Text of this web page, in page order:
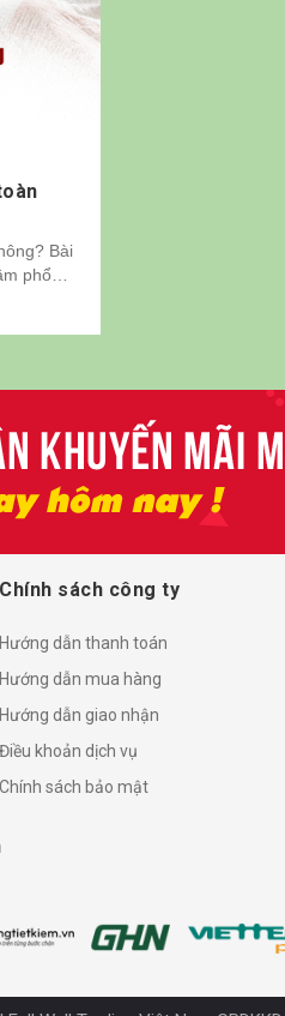
Bài
phổ
Chính sách công ty
Hướng dẫn thanh toán
Hướng dẫn mua hàng
Hướng dẫn giao nhận
Điều khoản dịch vụ
Chính sách bảo mật